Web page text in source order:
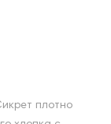
плотно